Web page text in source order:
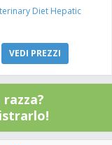
Diet Hepatic
VEDI PREZZI